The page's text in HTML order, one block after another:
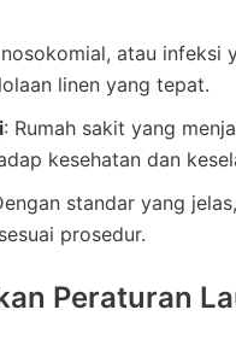
atau infeksi
linen yang tepat.
: Rumah sakit yang
kesehatan dan
standar yang
prosedur.
Peraturan